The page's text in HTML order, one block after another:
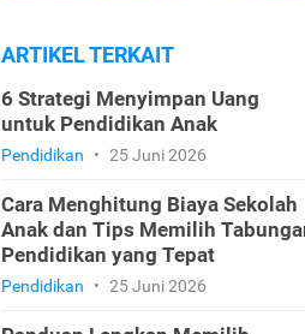
ARTIKEL TERKAIT
6 Strategi Menyimpan Uang
untuk Pendidikan Anak
Pendidikan • 25 Juni 2026
Cara Menghitung Biaya Sekolah
Anak dan Tips Memilih
Pendidikan yang Tepat
Pendidikan • 25 Juni 2026